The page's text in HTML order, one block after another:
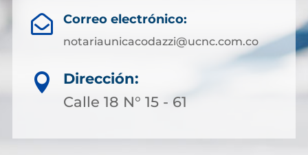
 Correo electrónico:
notariaunicacodazzi@ucnc.com.co

Dirección:
Calle 18 N° 15 - 61